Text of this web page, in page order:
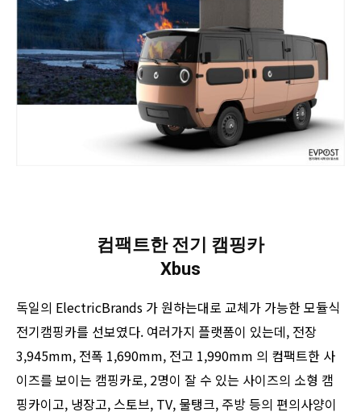
컴팩트한 전기 캠핑카
Xbus
독일의 ElectricBrands 가 원하는대로 교체가 가능한 모듈식
전기캠핑카를 선보였다. 여러가지 플랫폼이 있는데, 전장
3,945mm, 전폭 1,690mm, 전고 1,990mm 의 컴팩트한 사
이즈를 보이는 캠핑카로, 2명이 잘 수 있는 사이즈의 소형 캠
핑카이고, 냉장고, 스토브, TV, 물탱크, 주방 등의 편의사양이